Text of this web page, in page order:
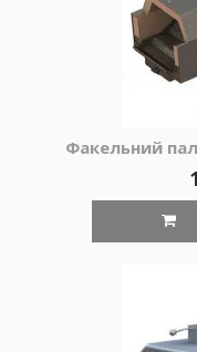
Факельний